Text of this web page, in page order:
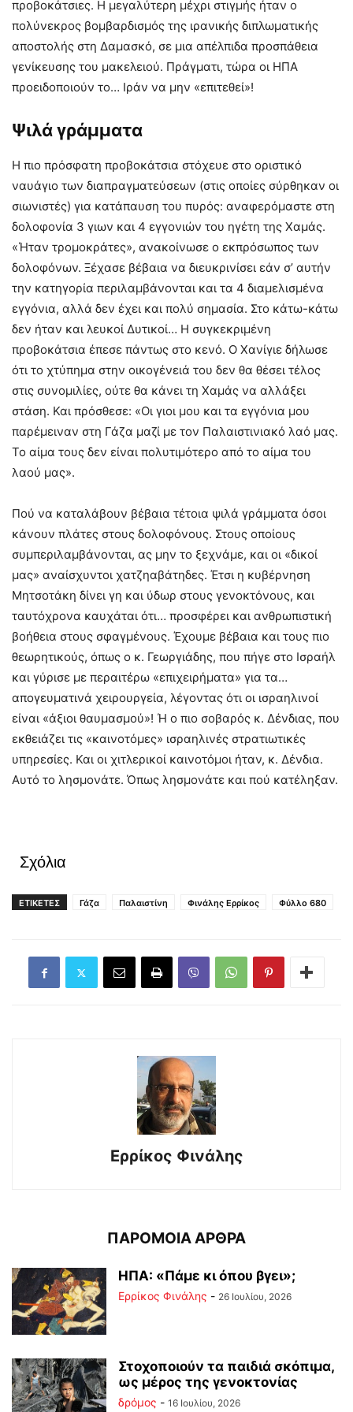
προβοκάτσιες. Η μεγαλύτερη μέχρι στιγμής ήταν ο
πολύνεκρος βομβαρδισμός της ιρανικής διπλωματικής
αποστολής στη Δαμασκό, σε μια απέλπιδα προσπάθεια
γενίκευσης του μακελειού. Πράγματι, τώρα οι ΗΠΑ
προειδοποιούν το… Ιράν να μην «επιτεθεί»!
Ψιλά γράμματα
Η πιο πρόσφατη προβοκάτσια στόχευε στο οριστικό
ναυάγιο των διαπραγματεύσεων (στις οποίες σύρθηκαν οι
σιωνιστές) για κατάπαυση του πυρός: αναφερόμαστε στη
δολοφονία 3 γιων και 4 εγγονιών του ηγέτη της Χαμάς.
«Ήταν τρομοκράτες», ανακοίνωσε ο εκπρόσωπος των
δολοφόνων. Ξέχασε βέβαια να διευκρινίσει εάν σ’ αυτήν
την κατηγορία περιλαμβάνονται και τα 4 διαμελισμένα
εγγόνια, αλλά δεν έχει και πολύ σημασία. Στο κάτω-κάτω
δεν ήταν και λευκοί Δυτικοί… Η συγκεκριμένη
προβοκάτσια έπεσε πάντως στο κενό. Ο Χανίγιε δήλωσε
ότι το χτύπημα στην οικογένειά του δεν θα θέσει τέλος
στις συνομιλίες, ούτε θα κάνει τη Χαμάς να αλλάξει
στάση. Και πρόσθεσε: «Οι γιοι μου και τα εγγόνια μου
παρέμειναν στη Γάζα μαζί με τον Παλαιστινιακό λαό μας.
Το αίμα τους δεν είναι πολυτιμότερο από το αίμα του
λαού μας».
Πού να καταλάβουν βέβαια τέτοια ψιλά γράμματα όσοι
κάνουν πλάτες στους δολοφόνους. Στους οποίους
συμπεριλαμβάνονται, ας μην το ξεχνάμε, και οι «δικοί
μας» αναίσχυντοι χατζηαβάτηδες. Έτσι η κυβέρνηση
Μητσοτάκη δίνει γη και ύδωρ στους γενοκτόνους, και
ταυτόχρονα καυχάται ότι… προσφέρει και ανθρωπιστική
βοήθεια στους σφαγμένους. Έχουμε βέβαια και τους πιο
θεωρητικούς, όπως ο κ. Γεωργιάδης, που πήγε στο Ισραήλ
και γύρισε με περαιτέρω «επιχειρήματα» για τα…
απογευματινά χειρουργεία, λέγοντας ότι οι ισραηλινοί
είναι «άξιοι θαυμασμού»! Ή ο πιο σοβαρός κ. Δένδιας, που
εκθειάζει τις «καινοτόμες» ισραηλινές στρατιωτικές
υπηρεσίες. Και οι χιτλερικοί καινοτόμοι ήταν, κ. Δένδια.
Αυτό το λησμονάτε. Όπως λησμονάτε και πού κατέληξαν.
Σχόλια
ΕΤΙΚΕΤΕΣ Γάζα Παλαιστίνη Φινάλης Ερρίκος Φύλλο 680
Ερρίκος Φινάλης
ΠΑΡΟΜΟΙΑ ΑΡΘΡΑ
ΗΠΑ: «Πάμε κι όπου βγει»;
Ερρίκος Φινάλης - 26 Ιουλίου, 2026
Στοχοποιούν τα παιδιά σκόπιμα,
ως μέρος της γενοκτονίας
δρόμος - 16 Ιουλίου, 2026